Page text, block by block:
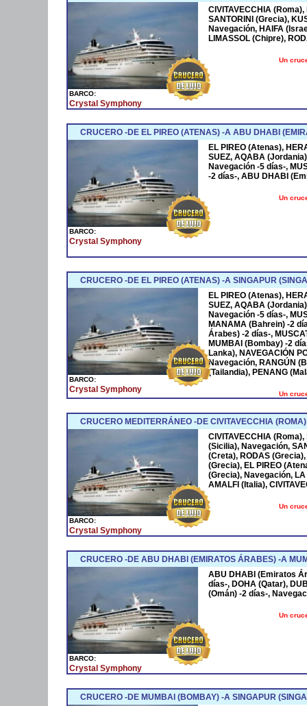
BARCO:
Crystal Symphony
CIVITAVECCHIA
SANTORINI (Grecia),
Navegación, HAIFA
LIMASSOL (Chipre),
Un
CRUCERO -DE EL PIREO (ATENAS) -A ABU DHABI
BARCO:
Crystal Symphony
EL PIREO (Atenas),
SUEZ, AQABA
Navegación -5 días-,
-2 días-, ABU DHABI
Un
CRUCERO -DE EL PIREO (ATENAS) -A SINGAPUR
BARCO:
Crystal Symphony
EL PIREO (Atenas),
SUEZ, AQABA
Navegación -5 días-,
MANAMA (Bahrein) -2
Árabes) -2 días-,
MUMBAI (Bombay) -2
Lanka), NAVEGACIÓN
Navegación, RANGÚN
(Tailandia), PENANG
Un
CRUCERO MEDITERRÁNEO -DE CIVITAVECCHIA
BARCO:
Crystal Symphony
CIVITAVECCHIA
(Sicilia), Navegación,
(Creta), RODAS
(Grecia), EL PIREO
(Grecia), Navegación,
AMALFI (Italia),
Un
CRUCERO -DE ABU DHABI (EMIRATOS ÁRABES) -A
BARCO:
Crystal Symphony
ABU DHABI (Emiratos
días-, DOHA (Qatar),
(Omán) -2 días-,
Un
CRUCERO -DE MUMBAI (BOMBAY) -A SINGAPUR